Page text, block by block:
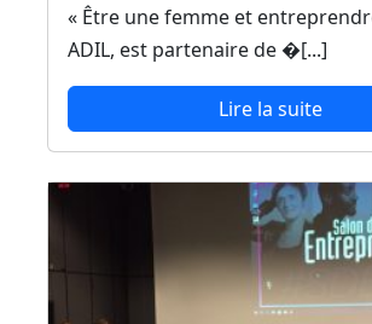
« Être une femme et
ADIL, est partenaire de �[...]
Lire la suite